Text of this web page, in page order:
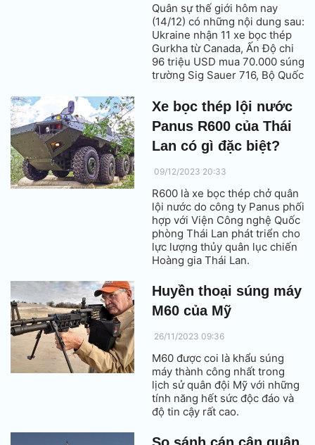
Quân sự thế giới hôm nay
(14/12) có những nội dung sau:
Ukraine nhận 11 xe bọc thép
Gurkha từ Canada, Ấn Độ chi
96 triệu USD mua 70.000 súng
trường Sig Sauer 716, Bộ Quốc
công nghệ cao RPA-170M…
Xe bọc thép lội nước
Panus R600 của Thái
Lan có gì đặc biệt?
09/12/2023 20:33
R600 là xe bọc thép chở quân
lội nước do công ty Panus phối
hợp với Viện Công nghệ Quốc
phòng Thái Lan phát triển cho
lực lượng thủy quân lục chiến
Hoàng gia Thái Lan.
Huyền thoại súng máy
M60 của Mỹ
26/11/2023 09:36
M60 được coi là khẩu súng
máy thành công nhất trong
lịch sử quân đội Mỹ với những
tính năng hết sức độc đáo và
độ tin cậy rất cao.